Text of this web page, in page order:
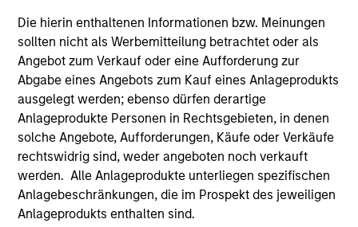
Die hierin enthaltenen Informationen bzw. Meinungen
sollten nicht als Werbemitteilung betrachtet oder als
Angebot zum Verkauf oder eine Aufforderung zur
Abgabe eines Angebots zum Kauf eines Anlageprodukts
ausgelegt werden; ebenso dürfen derartige
Anlageprodukte Personen in Rechtsgebieten, in denen
solche Angebote, Aufforderungen, Käufe oder Verkäufe
rechtswidrig sind, weder angeboten noch verkauft
werden. Alle Anlageprodukte unterliegen spezifischen
Anlagebeschränkungen, die im Prospekt des jeweiligen
Anlageprodukts enthalten sind.
founding member of the department’s Principal
Finance business in 2003, which sourced and
managed non-control investments in private and
public companies across the capital structure. In
2006, Mr. Teixeira became head of Principal
Finance in Europe and served as the secretary of
the Principal Investments Committee, a group
consisting of the Firm’s president, CFO and senior
partners, responsible for reviewing and approving
all meaningful balance sheet investments made by
the Firm. During his career, he has invested globally